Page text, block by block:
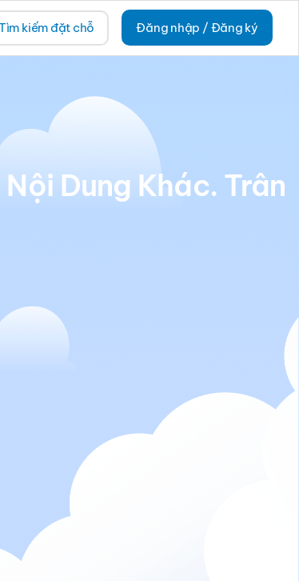
kiếm đặt chỗ Đăng nhập / Đăng ký
Dung Khác. Trân